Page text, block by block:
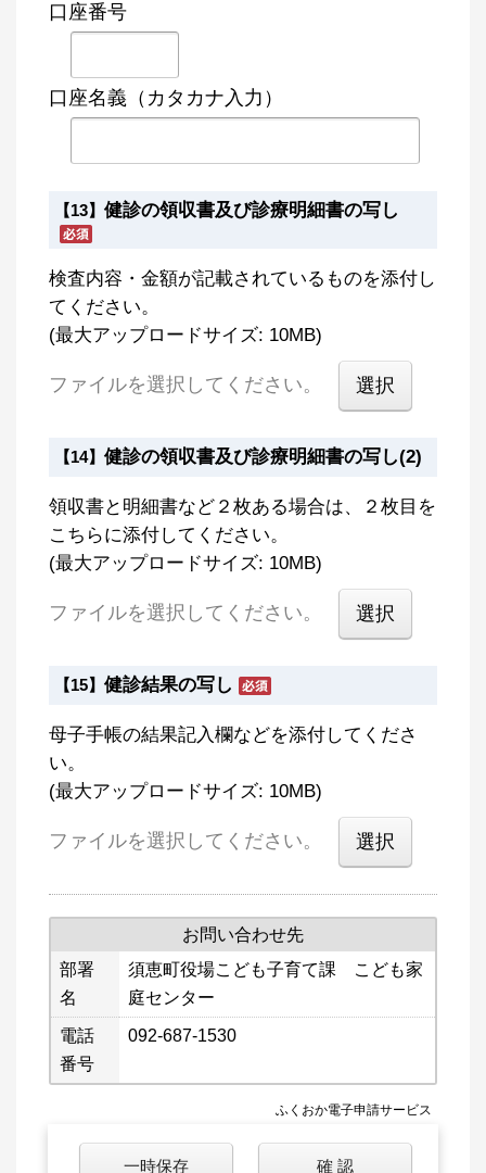
口座番号
口座名義（カタカナ入力）
【13】 健診の領収書及び診療明細書の写し
検査内容・金額が記載されているものを添付し
てください。
(最大アップロードサイズ: 10MB)
ファイルを選択してください。
【14】 健診の領収書及び診療明細書の写し(2)
領収書と明細書など２枚ある場合は、２枚目を
こちらに添付してください。
(最大アップロードサイズ: 10MB)
ファイルを選択してください。
【15】 健診結果の写し
母子手帳の結果記入欄などを添付してくださ
い。
(最大アップロードサイズ: 10MB)
ファイルを選択してください。
一時保存 確 認
お問い合わせ先
部署
名
須恵町役場こども子育て課 こども家
庭センター
電話
番号
092-687-1530
ふくおか電子申請サービス